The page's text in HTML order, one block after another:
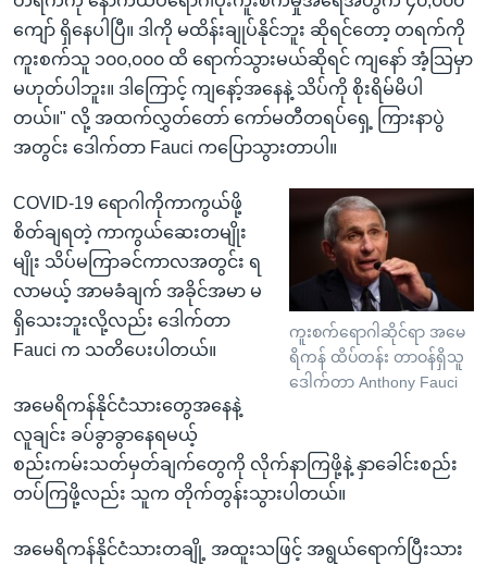
ကျော် ရှိနေပါပြီ။ ဒါကို မထိန်းချုပ်နိုင်ဘူး ဆိုရင်တော့ တရက်ကို
ကူးစက်သူ ၁၀၀,၀၀၀ ထိ ရောက်သွားမယ်ဆိုရင် ကျနော် အံ့သြမှာ
မဟုတ်ပါဘူး။ ဒါကြောင့် ကျနော့်အနေနဲ့ သိပ်ကို စိုးရိမ်မိပါ
တယ်။" လို့ အထက်လွှတ်တော် ကော်မတီတရပ်ရှေ့ ကြားနာပွဲ
အတွင်း ဒေါက်တာ Fauci ကပြောသွားတာပါ။
ကူးစက်ရောဂါဆိုင်ရာ အမေ
ရိကန် ထိပ်တန်း တာဝန်ရှိသူ
ဒေါက်တာ Anthony Fauci
COVID-19 ရောဂါကိုကာကွယ်ဖို့
စိတ်ချရတဲ့ ကာကွယ်ဆေးတမျိုး
မျိုး သိပ်မကြာခင်ကာလအတွင်း ရ
လာမယ့် အာမခံချက် အခိုင်အမာ မ
ရှိသေးဘူးလို့လည်း ဒေါက်တာ
Fauci က သတိပေးပါတယ်။
အမေရိကန်နိုင်ငံသားတွေအနေနဲ့
လူချင်း ခပ်ခွာခွာနေရမယ့်
စည်းကမ်းသတ်မှတ်ချက်တွေကို လိုက်နာကြဖို့နဲ့ နှာခေါင်းစည်း
တပ်ကြဖို့လည်း သူက တိုက်တွန်းသွားပါတယ်။
အမေရိကန်နိုင်ငံသားတချို့ အထူးသဖြင့် အရွယ်ရောက်ပြီးသား